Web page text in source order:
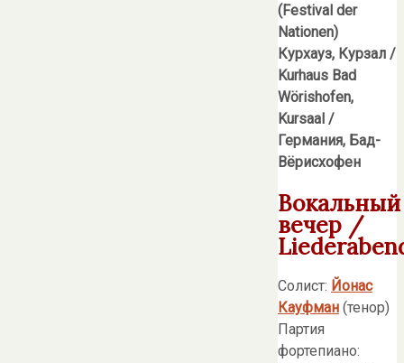
(Festival der
Nationen)
Курхауз, Курзал /
Kurhaus Bad
Wörishofen,
Kursaal /
Германия, Бад-
Вёрисхофен
Вокальный
вечер /
Солист: Йонас
Кауфман (тенор)
Партия
фортепиано: